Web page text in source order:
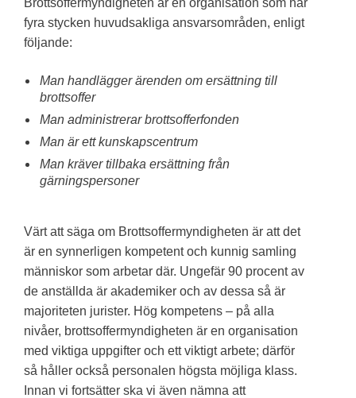
fyra stycken huvudsakliga ansvarsområden, enligt
följande:
Man handlägger ärenden om ersättning till
brottsoffer
Man administrerar brottsofferfonden
Man är ett kunskapscentrum
Man kräver tillbaka ersättning från
gärningspersoner
Värt att säga om Brottsoffermyndigheten är att det
är en synnerligen kompetent och kunnig samling
människor som arbetar där. Ungefär 90 procent av
de anställda är akademiker och av dessa så är
majoriteten jurister. Hög kompetens – på alla
nivåer, brottsoffermyndigheten är en organisation
med viktiga uppgifter och ett viktigt arbete; därför
så håller också personalen högsta möjliga klass.
Innan vi fortsätter ska vi även nämna att